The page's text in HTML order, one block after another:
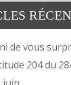
de vous
204 du